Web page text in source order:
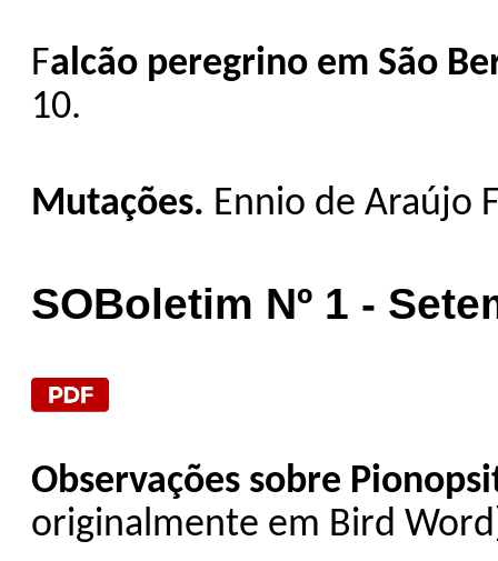
Falcão peregrino em São
10.
Mutações. Ennio de Araújo
SOBoletim Nº 1 -
Observações sobre
originalmente em Bird